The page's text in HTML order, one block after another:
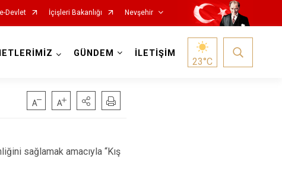
e-Devlet İçişleri Bakanlığı Nevşehir
GÜNDEM İLETİŞİM
23°C
sağlamak amacıyla “Kış